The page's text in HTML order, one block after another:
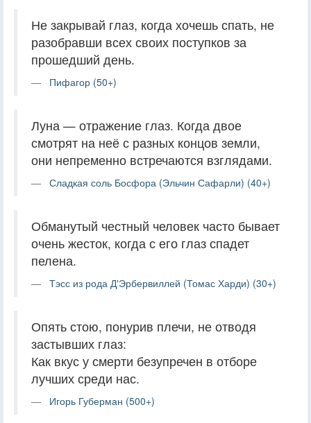
Не закрывай глаз, когда хочешь спать, не
разобравши всех своих поступков за
прошедший день.
Пифагор (50+)
Луна — отражение глаз. Когда двое
смотрят на неё с разных концов земли,
они непременно встречаются взглядами.
Сладкая соль Босфора (Эльчин Сафарли) (40+)
Обманутый честный человек часто бывает
очень жесток, когда с его глаз спадет
пелена.
Тэсс из рода Д'Эрбервиллей (Томас Харди) (30+)
Опять стою, понурив плечи, не отводя
застывших глаз:
Как вкус у смерти безупречен в отборе
лучших среди нас.
Игорь Губерман (500+)